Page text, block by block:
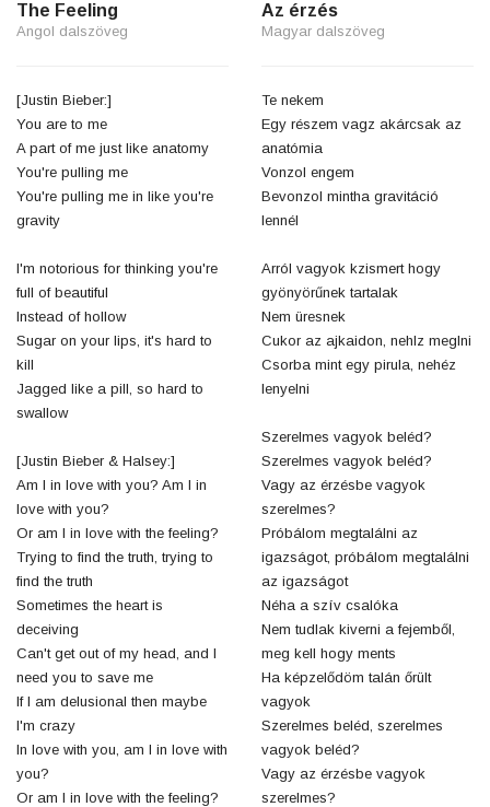
The Feeling
Angol dalszöveg
[Justin Bieber:]
You are to me
A part of me just like anatomy
You're pulling me
You're pulling me in like you're
gravity
I'm notorious for thinking you're
full of beautiful
Instead of hollow
Sugar on your lips, it's hard to
kill
Jagged like a pill, so hard to
swallow
[Justin Bieber & Halsey:]
Am I in love with you? Am I in
love with you?
Or am I in love with the feeling?
Trying to find the truth, trying to
find the truth
Sometimes the heart is
deceiving
Can't get out of my head, and I
need you to save me
If I am delusional then maybe
I'm crazy
In love with you, am I in love with
you?
Or am I in love with the feeling?
Az érzés
Magyar dalszöveg
Te nekem
Egy részem vagz akárcsak az
anatómia
Vonzol engem
Bevonzol mintha gravitáció
lennél
Arról vagyok kzismert hogy
gyönyörűnek tartalak
Nem üresnek
Cukor az ajkaidon, nehlz meglni
Csorba mint egy pirula, nehéz
lenyelni
Szerelmes vagyok beléd?
Szerelmes vagyok beléd?
Vagy az érzésbe vagyok
szerelmes?
Próbálom megtalálni az
igazságot, próbálom megtalálni
az igazságot
Néha a szív csalóka
Nem tudlak kiverni a fejemből,
meg kell hogy ments
Ha képzelődöm talán őrült
vagyok
Szerelmes beléd, szerelmes
vagyok beléd?
Vagy az érzésbe vagyok
szerelmes?